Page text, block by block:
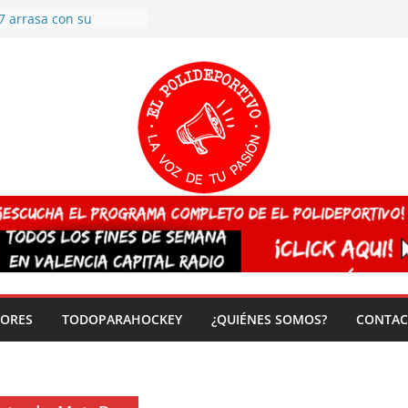
arrasa con su
España sub20
del mundo
vez!
TODOPARAHOCKEY ¿QUIÉNES SOMOS?